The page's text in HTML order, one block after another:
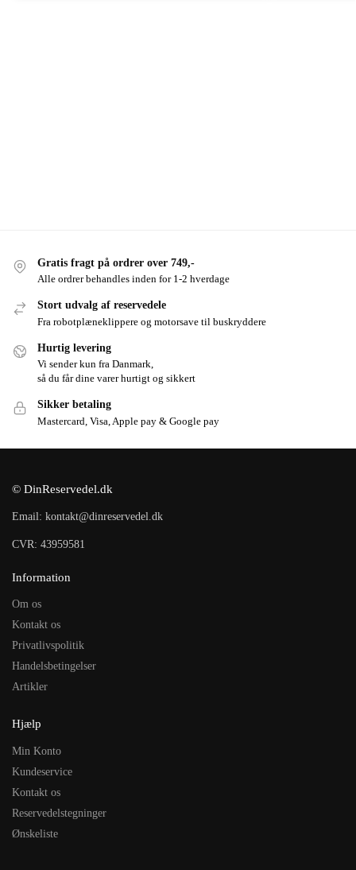
Gratis fragt på ordrer over 749,-
Alle ordrer behandles inden for 1-2 hverdage
Stort udvalg af reservedele
Fra robotplæneklippere og motorsave til buskryddere
Hurtig levering
Vi sender kun fra Danmark,
så du får dine varer hurtigt og sikkert
Sikker betaling
Mastercard, Visa, Apple pay & Google pay
© DinReservedel.dk
Email: kontakt@dinreservedel.dk
CVR: 43959581
Information
Om os
Kontakt os
Privatlivspolitik
Handelsbetingelser
Artikler
Hjælp
Min Konto
Kundeservice
Kontakt os
Reservedelstegninger
Ønskeliste